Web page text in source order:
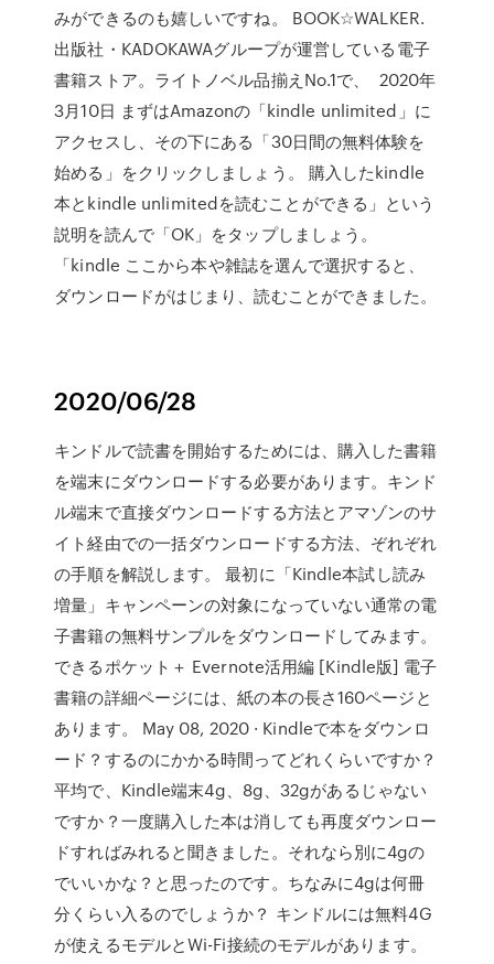
みができるのも嬉しいですね。 BOOK☆WALKER.
出版社・KADOKAWAグループが運営している電子
書籍ストア。ライトノベル品揃えNo.1で、 2020年
3月10日 まずはAmazonの「kindle unlimited」に
アクセスし、その下にある「30日間の無料体験を
始める」をクリックしましょう。 購入したkindle
本とkindle unlimitedを読むことができる」という
説明を読んで「OK」をタップしましょう。
「kindle ここから本や雑誌を選んで選択すると、
ダウンロードがはじまり、読むことができました。
2020/06/28
キンドルで読書を開始するためには、購入した書籍
を端末にダウンロードする必要があります。キンド
ル端末で直接ダウンロードする方法とアマゾンのサ
イト経由での一括ダウンロードする方法、ぞれぞれ
の手順を解説します。 最初に「Kindle本試し読み
増量」キャンペーンの対象になっていない通常の電
子書籍の無料サンプルをダウンロードしてみます。
できるポケット＋ Evernote活用編 [Kindle版] 電子
書籍の詳細ページには、紙の本の長さ160ページと
あります。 May 08, 2020 · Kindleで本をダウンロ
ード？するのにかかる時間ってどれくらいですか？
平均で、Kindle端末4g、8g、32gがあるじゃない
ですか？一度購入した本は消しても再度ダウンロー
ドすればみれると聞きました。それなら別に4gの
でいいかな？と思ったのです。ちなみに4gは何冊
分くらい入るのでしょうか？ キンドルには無料4G
が使えるモデルとWi-Fi接続のモデルがあります。